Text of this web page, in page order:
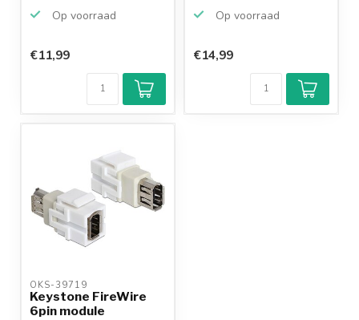
Op voorraad
€11,99
Op voorraad
€14,99
OKS-39719
Keystone FireWire
6pin module